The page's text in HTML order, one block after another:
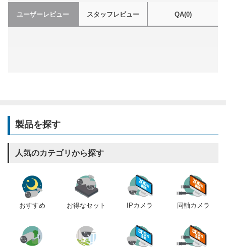
ユーザーレビュー スタッフレビュー QA(0)
製品を探す
人気のカテゴリから探す
おすすめ お得なセット IPカメラ 同軸カメラ